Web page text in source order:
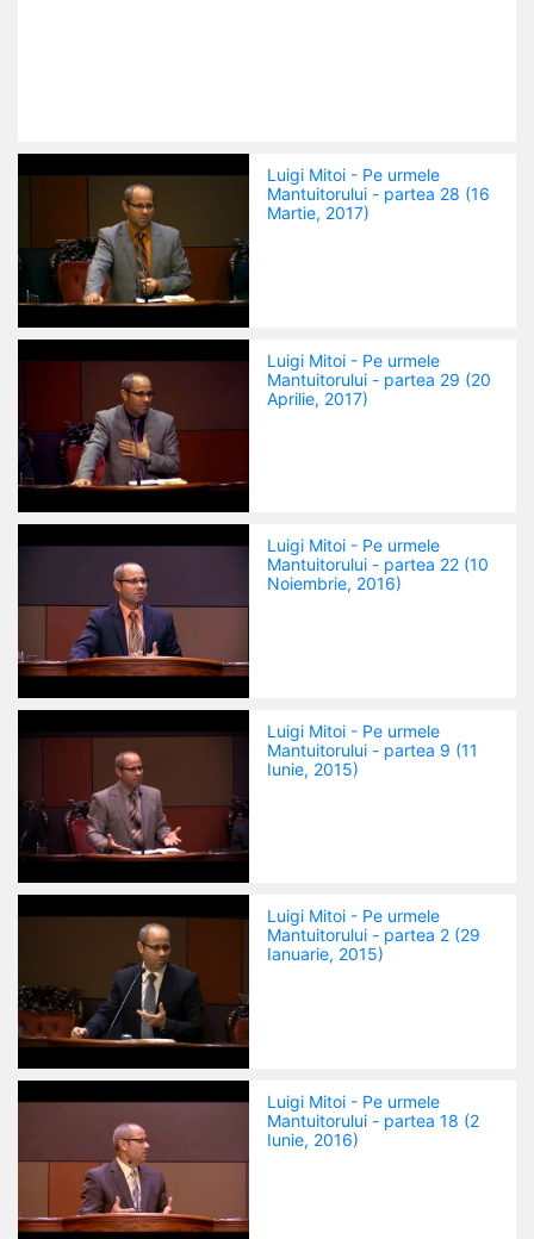
Luigi Mitoi - Pe urmele
Mantuitorului - partea 28 (16
Martie, 2017)
Luigi Mitoi - Pe urmele
Mantuitorului - partea 29 (20
Aprilie, 2017)
Luigi Mitoi - Pe urmele
Mantuitorului - partea 22 (10
Noiembrie, 2016)
Luigi Mitoi - Pe urmele
Mantuitorului - partea 9 (11
Iunie, 2015)
Luigi Mitoi - Pe urmele
Mantuitorului - partea 2 (29
Ianuarie, 2015)
Luigi Mitoi - Pe urmele
Mantuitorului - partea 18 (2
Iunie, 2016)